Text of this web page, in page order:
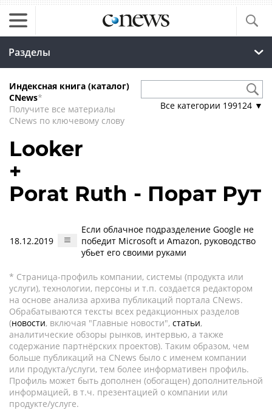
Разделы
Индексная книга (каталог)
CNews*
Получите все материалы
CNews по ключевому слову
Все категории 199124 ▼
Looker
+
Porat Ruth - Порат Рут
18.12.2019
Если облачное подразделение Google не
победит Microsoft и Amazon, руководство
убьет его своими руками
* Страница-профиль компании, системы (продукта или
услуги), технологии, персоны и т.п. создается редактором
на основе анализа архива публикаций портала CNews.
Обрабатываются тексты всех редакционных разделов
(новости, включая "Главные новости", статьи,
аналитические обзоры рынков, интервью, а также
содержание партнёрских проектов). Таким образом, чем
больше публикаций на CNews было с именем компании
или продукта/услуги, тем более информативен профиль.
Профиль может быть дополнен (обогащен) дополнительной
информацией, в т.ч. презентацией о компании или
продукте/услуге.